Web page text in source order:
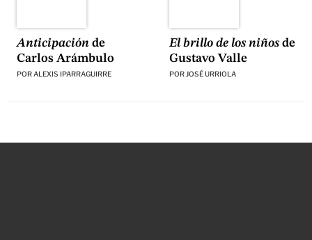
Anticipaciónde
Carlos Arámbulo
PORALEXIS IPARRAGUIRRE
El brillo de los niñosde
Gustavo Valle
POR JOSÉ URRIOLA